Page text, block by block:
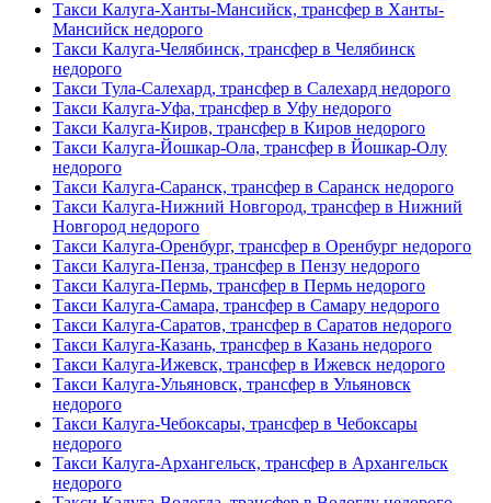
Такси Калуга-Ханты-Мансийск, трансфер в Ханты-
Мансийск недорого
Такси Калуга-Челябинск, трансфер в Челябинск
недорого
Такси Тула-Салехард, трансфер в Салехард недорого
Такси Калуга-Уфа, трансфер в Уфу недорого
Такси Калуга-Киров, трансфер в Киров недорого
Такси Калуга-Йошкар-Ола, трансфер в Йошкар-Олу
недорого
Такси Калуга-Саранск, трансфер в Саранск недорого
Такси Калуга-Нижний Новгород, трансфер в Нижний
Новгород недорого
Такси Калуга-Оренбург, трансфер в Оренбург недорого
Такси Калуга-Пенза, трансфер в Пензу недорого
Такси Калуга-Пермь, трансфер в Пермь недорого
Такси Калуга-Самара, трансфер в Самару недорого
Такси Калуга-Саратов, трансфер в Саратов недорого
Такси Калуга-Казань, трансфер в Казань недорого
Такси Калуга-Ижевск, трансфер в Ижевск недорого
Такси Калуга-Ульяновск, трансфер в Ульяновск
недорого
Такси Калуга-Чебоксары, трансфер в Чебоксары
недорого
Такси Калуга-Архангельск, трансфер в Архангельск
недорого